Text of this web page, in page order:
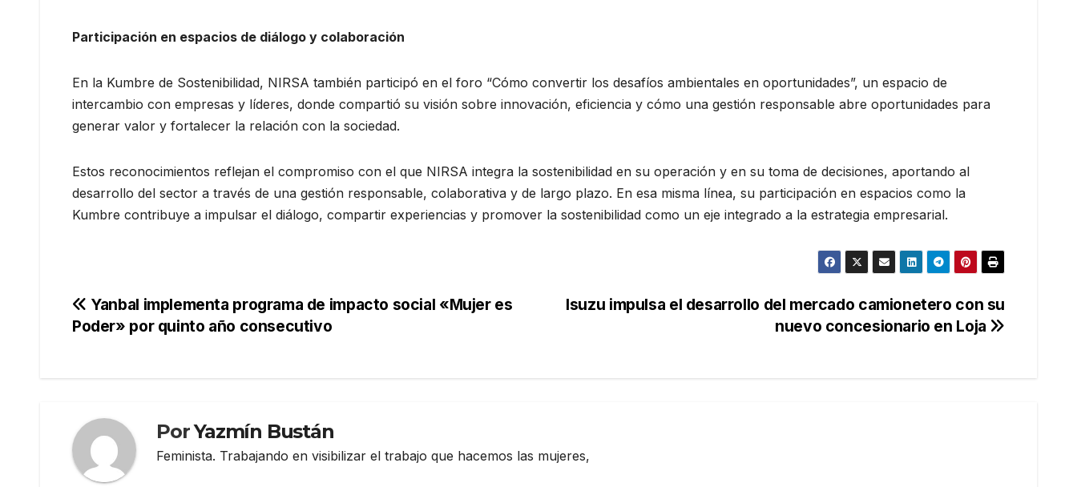
Participación en espacios de diálogo y colaboración
En la Kumbre de Sostenibilidad, NIRSA también participó en el foro “Cómo convertir los desafíos ambientales en oportunidades”, un espacio de
intercambio con empresas y líderes, donde compartió su visión sobre innovación, eficiencia y cómo una gestión responsable abre oportunidades para
generar valor y fortalecer la relación con la sociedad.
Estos reconocimientos reflejan el compromiso con el que NIRSA integra la sostenibilidad en su operación y en su toma de decisiones, aportando al
desarrollo del sector a través de una gestión responsable, colaborativa y de largo plazo. En esa misma línea, su participación en espacios como la
Kumbre contribuye a impulsar el diálogo, compartir experiencias y promover la sostenibilidad como un eje integrado a la estrategia empresarial.
Navegación
Isuzu impulsa el desarrollo del mercado camionetero con su
nuevo concesionario en Loja
Yanbal implementa programa de impacto social «Mujer es
Poder» por quinto año consecutivo
PorYazmín Bustán
Feminista. Trabajando en visibilizar el trabajo que hacemos las mujeres,